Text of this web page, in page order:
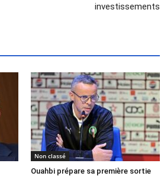
investissements
Non classé
Ouahbi prépare sa première sortie